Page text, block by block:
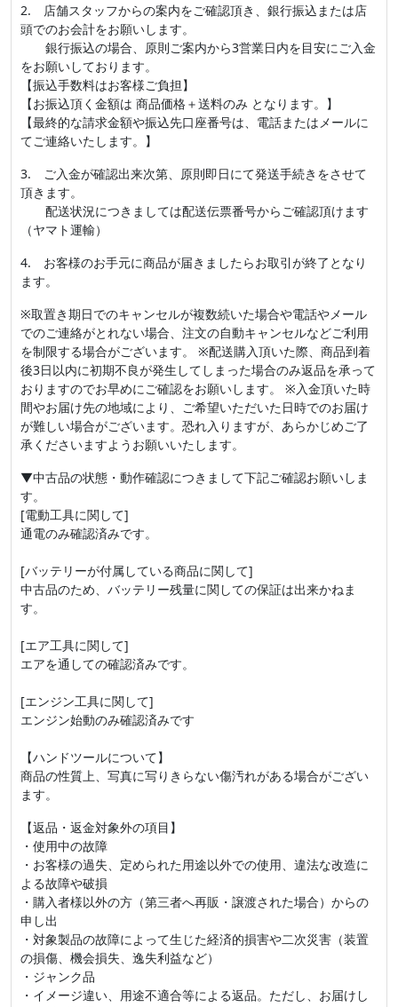
2. 店舗スタッフからの案内をご確認頂き、銀行振込または店
頭でのお会計をお願いします。
銀行振込の場合、原則ご案内から3営業日内を目安にご入金
をお願いしております。
【振込手数料はお客様ご負担】
【お振込頂く金額は 商品価格＋送料のみ となります。】
【最終的な請求金額や振込先口座番号は、電話またはメールに
てご連絡いたします。】
3. ご入金が確認出来次第、原則即日にて発送手続きをさせて
頂きます。
配送状況につきましては配送伝票番号からご確認頂けます
（ヤマト運輸）
4. お客様のお手元に商品が届きましたらお取引が終了となり
ます。
※取置き期日でのキャンセルが複数続いた場合や電話やメール
でのご連絡がとれない場合、注文の自動キャンセルなどご利用
を制限する場合がございます。 ※配送購入頂いた際、商品到着
後3日以内に初期不良が発生してしまった場合のみ返品を承って
おりますのでお早めにご確認をお願いします。 ※入金頂いた時
間やお届け先の地域により、ご希望いただいた日時でのお届け
が難しい場合がございます。恐れ入りますが、あらかじめご了
承くださいますようお願いいたします。
▼中古品の状態・動作確認につきまして下記ご確認お願いしま
す。
[電動工具に関して]
通電のみ確認済みです。
[バッテリーが付属している商品に関して]
中古品のため、バッテリー残量に関しての保証は出来かねま
す。
[エア工具に関して]
エアを通しての確認済みです。
[エンジン工具に関して]
エンジン始動のみ確認済みです
【ハンドツールについて】
商品の性質上、写真に写りきらない傷汚れがある場合がござい
ます。
【返品・返金対象外の項目】
・使用中の故障
・お客様の過失、定められた用途以外での使用、違法な改造に
よる故障や破損
・購入者様以外の方（第三者へ再販・譲渡された場合）からの
申し出
・対象製品の故障によって生じた経済的損害や二次災害（装置
の損傷、機会損失、逸失利益など）
・ジャンク品
・イメージ違い、用途不適合等による返品。ただし、お届けし